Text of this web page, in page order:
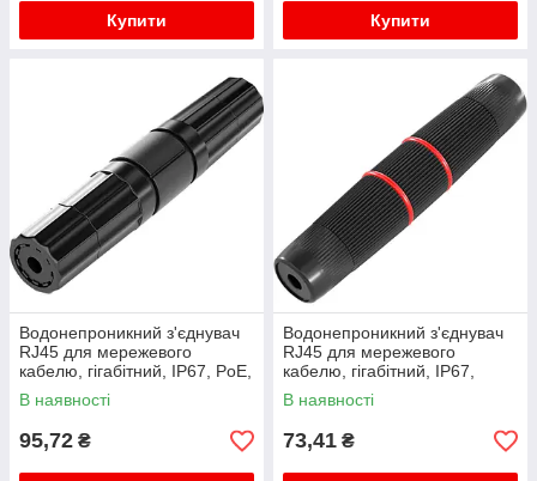
Купити Купити
Водонепроникний з'єднувач
RJ45 для мережевого
кабелю, гігабітний, IP67, PoE,
чорний
В наявності
95,72 ₴
Водонепроникний з'єднувач
RJ45 для мережевого
кабелю, гігабітний, IP67,
чорний, WDT-IP67ZT/B
В наявності
73,41 ₴